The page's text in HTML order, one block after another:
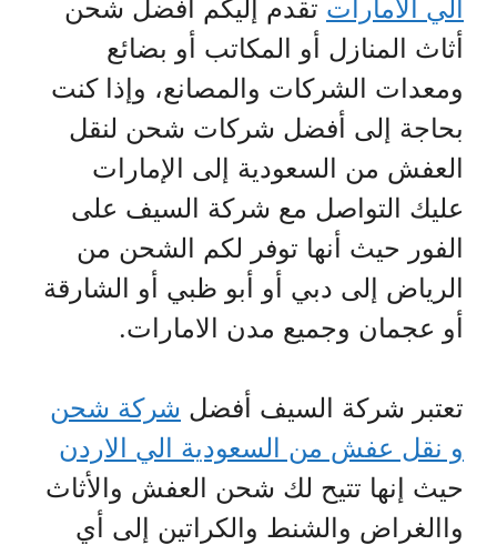
الي الامارات تقدم إليكم أفضل شحن
أثاث المنازل أو المكاتب أو بضائع
ومعدات الشركات والمصانع، وإذا كنت
بحاجة إلى أفضل شركات شحن لنقل
العفش من السعودية إلى الإمارات
عليك التواصل مع شركة السيف على
الفور حيث أنها توفر لكم الشحن من
الرياض إلى دبي أو أبو ظبي أو الشارقة
أو عجمان وجميع مدن الامارات.
تعتبر شركة السيف أفضل شركة شحن
و نقل عفش من السعودية الي الاردن
حيث إنها تتيح لك شحن العفش والأثاث
واالغراض والشنط والكراتين إلى أي